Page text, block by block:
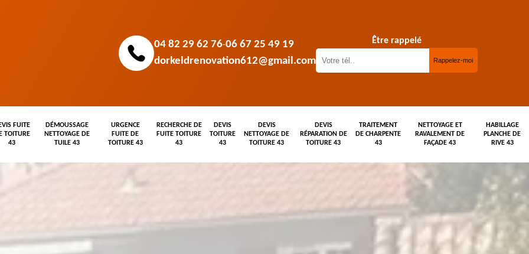
04 82 29 62 76-06 67 25 49 19
dorkeldrenovation612@gmail.com
Être rappelé
FUITE
TOITURE
43
DÉMOUSSAGE
NETTOYAGE DE
TUILE 43
URGENCE
FUITE DE
TOITURE 43
RECHERCHE DE
FUITE TOITURE
43
DEVIS
TOITURE
43
DEVIS
NETTOYAGE DE
TOITURE 43
DEVIS
RÉPARATION DE
TOITURE 43
TRAITEMENT
DE CHARPENTE
43
NETTOYAGE ET
RAVALEMENT DE
FAÇADE 43
HABILLAGE
PLANCHE DE
RIVE 43